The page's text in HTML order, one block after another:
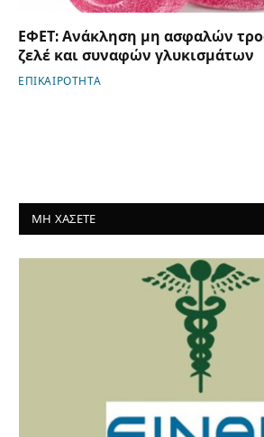
ΕΦΕΤ: Ανάκληση μη ασφαλών
ζελέ και συναφών γλυκισμάτων
ΕΠΙΚΑΙΡΟΤΗΤΑ
ΜΗ ΧΑΣΕΤΕ